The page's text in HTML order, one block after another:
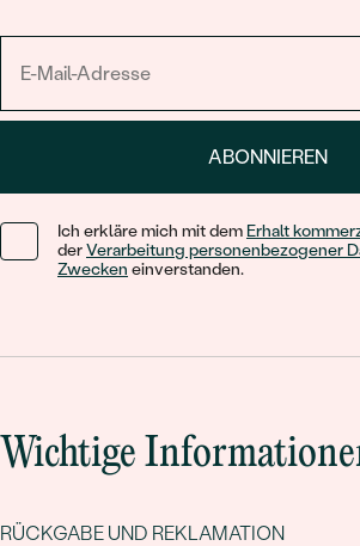
ABONNIEREN
Ich erkläre mich mit dem Erhalt
derVerarbeitung personenbezogener
Zwecken einverstanden.
Wichtige
RÜCKGABE UND REKLAMATION